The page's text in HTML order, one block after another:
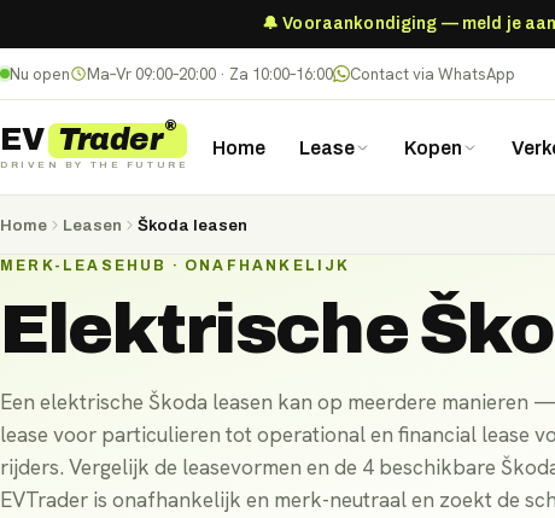
🔔 Vooraankondiging — meld je
Nu open Ma–Vr 09:00–20:00 · Za 10:00–16:00 Contact via WhatsApp
EV Trader®
DRIVEN BY THE FUTURE
Home Lease Kopen
Home Leasen Škoda leasen
MERK-LEASEHUB · ONAFHANKELIJK
Elektrische
Een elektrische Škoda leasen kan op meerdere manieren
lease voor particulieren tot operational en financial lease
rijders. Vergelijk de leasevormen en de 4 beschikbare
EVTrader is onafhankelijk en merk-neutraal en zoekt de